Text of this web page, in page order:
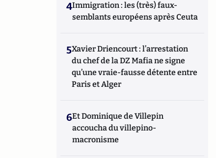
4Immigration : les (très) faux-
semblants européens après Ceuta
5Xavier Driencourt : l’arrestation
du chef de la DZ Mafia ne signe
qu’une vraie-fausse détente entre
Paris et Alger
6Et Dominique de Villepin
accoucha du villepino-
macronisme